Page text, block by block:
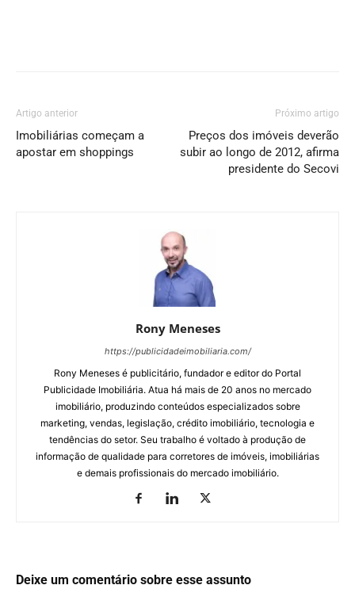
Artigo anterior
Imobiliárias começam a
apostar em shoppings
Próximo artigo
Preços dos imóveis deverão
subir ao longo de 2012, afirma
presidente do Secovi
Rony Meneses
https://publicidadeimobiliaria.com/
Rony Meneses é publicitário, fundador e editor do Portal
Publicidade Imobiliária. Atua há mais de 20 anos no mercado
imobiliário, produzindo conteúdos especializados sobre
marketing, vendas, legislação, crédito imobiliário, tecnologia e
tendências do setor. Seu trabalho é voltado à produção de
informação de qualidade para corretores de imóveis, imobiliárias
e demais profissionais do mercado imobiliário.
Deixe um comentário sobre esse assunto